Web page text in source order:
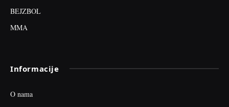
BEJZBOL
MMA
Informacije
O nama